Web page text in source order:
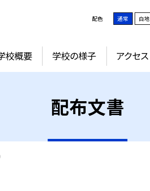
配色 通常 白地
校概要 学校の様子 アクセス
配布文書